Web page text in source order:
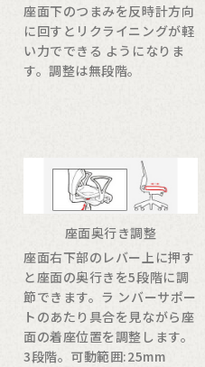
座面下のつまみを反時計方向
に回すとリクライニングが軽
い力でできる ようになりま
す。調整は無段階。
座面奥行き調整
座面右下部のレバー上に押す
と座面の奥行きを5段階に調
節できます。ラ ンバーサポー
トのあたり具合を見ながら座
面の着座位置を調整します。
3段階。可動範囲:25mm